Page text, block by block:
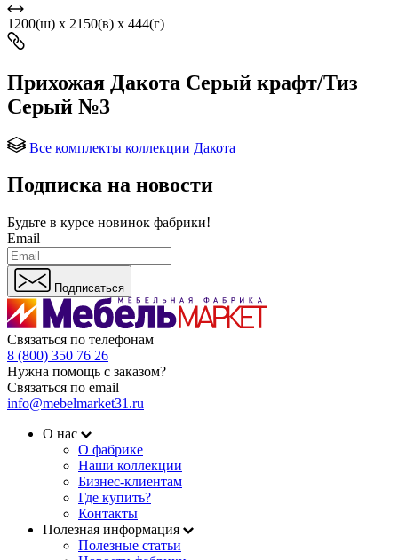
1200(ш) x 2150(в) x 444(г)
Прихожая Дакота Серый крафт/Тиз
Серый №3
Все комплекты коллекции Дакота
Подписка на новости
Будьте в курсе новинок фабрики!
Email
Подписаться
Связаться по телефонам
8 (800) 350 76 26
Нужна помощь с заказом?
Связаться по email
info@mebelmarket31.ru
О нас
О фабрике
Наши коллекции
Бизнес-клиентам
Где купить?
Контакты
Полезная информация
Полезные статьи